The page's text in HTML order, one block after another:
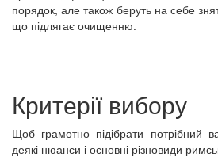
порядок, але також беруть на себе
що підлягає очищенню.
Критерії вибору
Щоб грамотно підібрати потрібний
деякі нюанси і основні різновиди